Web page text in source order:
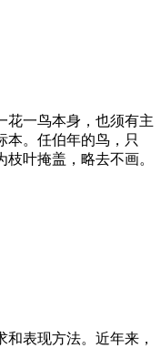
一鸟本身，也须有主
本。任伯年的鸟，只
叶掩盖，略去不画。
表现方法。近年来，